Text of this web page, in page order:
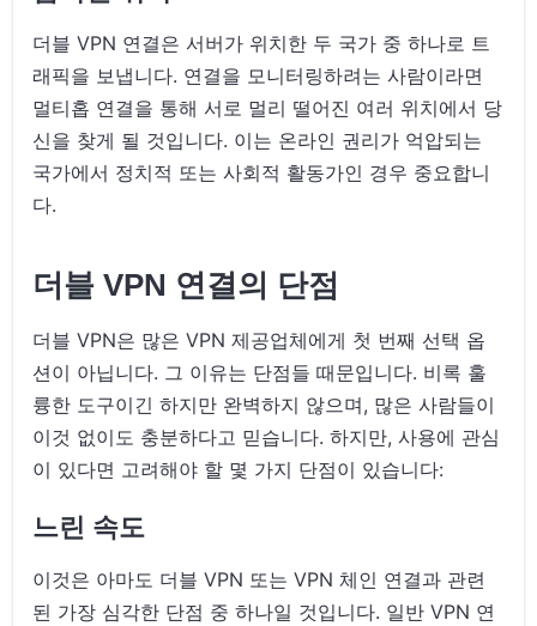
더블 VPN 연결은 서버가 위치한 두 국가 중 하나로 트
래픽을 보냅니다. 연결을 모니터링하려는 사람이라면
멀티홉 연결을 통해 서로 멀리 떨어진 여러 위치에서 당
신을 찾게 될 것입니다. 이는 온라인 권리가 억압되는
국가에서 정치적 또는 사회적 활동가인 경우 중요합니
다.
더블 VPN 연결의 단점
더블 VPN은 많은 VPN 제공업체에게 첫 번째 선택 옵
션이 아닙니다. 그 이유는 단점들 때문입니다. 비록 훌
륭한 도구이긴 하지만 완벽하지 않으며, 많은 사람들이
이것 없이도 충분하다고 믿습니다. 하지만, 사용에 관심
이 있다면 고려해야 할 몇 가지 단점이 있습니다:
느린 속도
이것은 아마도 더블 VPN 또는 VPN 체인 연결과 관련
된 가장 심각한 단점 중 하나일 것입니다. 일반 VPN 연